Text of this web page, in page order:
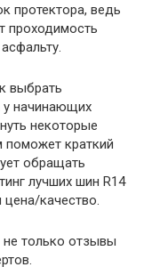
протектора, ведь
проходимость
выбрать
начинающих
некоторые
поможет краткий
обращать
лучших шин R14
качество.
не только отзывы